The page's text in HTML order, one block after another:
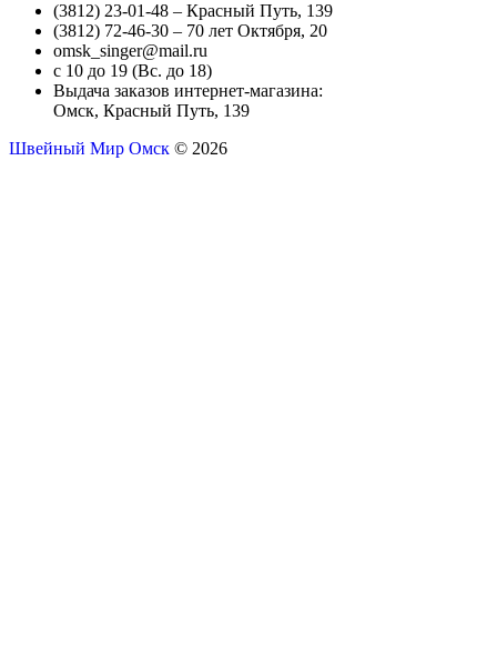
(3812) 23-01-48 – Красный Путь, 139
(3812) 72-46-30 – 70 лет Октября, 20
omsk_singer@mail.ru
с 10 до 19 (Вс. до 18)
Выдача заказов интернет-магазина:
Омск, Красный Путь, 139
Швейный Мир Омск © 2026